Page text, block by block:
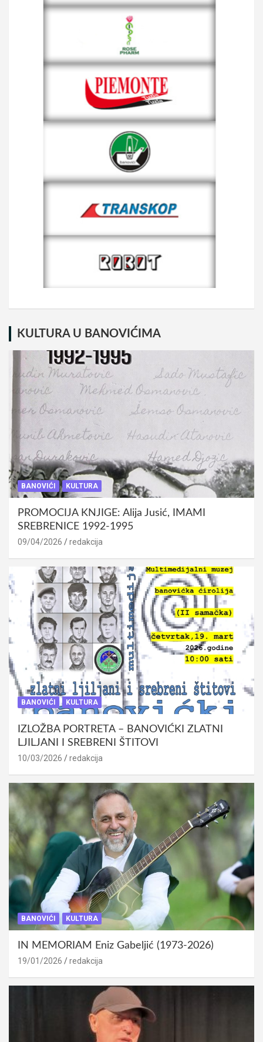
KULTURA U BANOVIĆIMA
BANOVIĆI KULTURA
PROMOCIJA KNJIGE: Alija Jusić, IMAMI
SREBRENICE 1992-1995
09/04/2026 redakcija
BANOVIĆI KULTURA
IZLOŽBA PORTRETA – BANOVIĆKI ZLATNI
LJILJANI I SREBRENI ŠTITOVI
10/03/2026 redakcija
BANOVIĆI KULTURA
IN MEMORIAM Eniz Gabeljić (1973-2026)
19/01/2026 redakcija